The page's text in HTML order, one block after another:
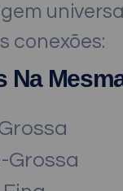
conexões:
Na
Grossa